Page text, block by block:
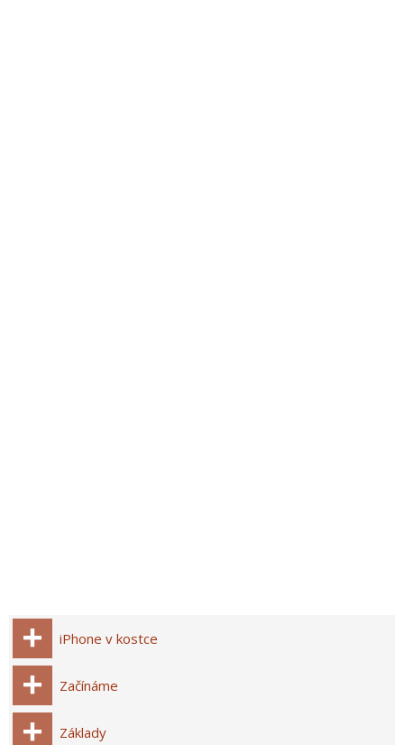
iPhone v kostce
Začínáme
Základy